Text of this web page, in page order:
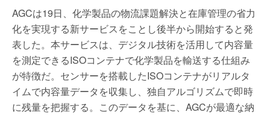
AGCは19日、化学製品の物流課題解決と在庫管理の省力
化を実現する新サービスをことし後半から開始すると発
表した。本サービスは、デジタル技術を活用して内容量
を測定できるISOコンテナで化学製品を輸送する仕組み
が特徴だ。センサーを搭載したISOコンテナがリアルタ
イムで内容量データを収集し、独自アルゴリズムで即時
に残量を把握する。このデータを基に、AGCが最適な納